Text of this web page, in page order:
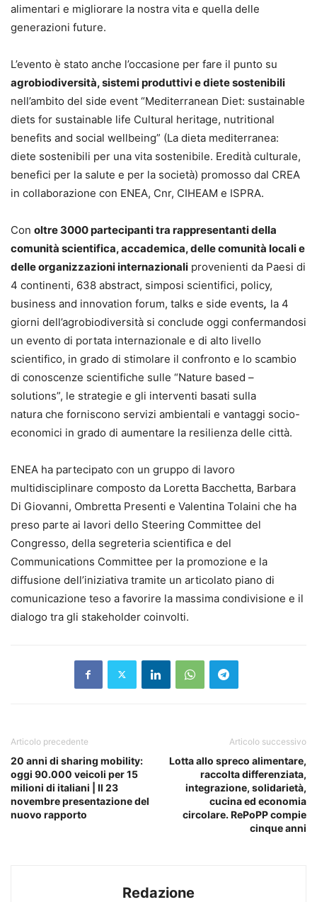
alimentari e migliorare la nostra vita e quella delle
generazioni future.
L’evento è stato anche l’occasione per fare il punto su
agrobiodiversità, sistemi produttivi e diete sostenibili
nell’ambito del side event “Mediterranean Diet: sustainable
diets for sustainable life Cultural heritage, nutritional
benefits and social wellbeing” (La dieta mediterranea:
diete sostenibili per una vita sostenibile. Eredità culturale,
benefici per la salute e per la società) promosso dal CREA
in collaborazione con ENEA, Cnr, CIHEAM e ISPRA.
Con oltre 3000 partecipanti tra rappresentanti della
comunità scientifica, accademica, delle comunità locali e
delle organizzazioni internazionali provenienti da Paesi di
4 continenti, 638 abstract, simposi scientifici, policy,
business and innovation forum, talks e side events, la 4
giorni dell’agrobiodiversità si conclude oggi confermandosi
un evento di portata internazionale e di alto livello
scientifico, in grado di stimolare il confronto e lo scambio
di conoscenze scientifiche sulle “Nature based –
solutions”, le strategie e gli interventi basati sulla
natura che forniscono servizi ambientali e vantaggi socio-
economici in grado di aumentare la resilienza delle città.
ENEA ha partecipato con un gruppo di lavoro
multidisciplinare composto da Loretta Bacchetta, Barbara
Di Giovanni, Ombretta Presenti e Valentina Tolaini che ha
preso parte ai lavori dello Steering Committee del
Congresso, della segreteria scientifica e del
Communications Committee per la promozione e la
diffusione dell’iniziativa tramite un articolato piano di
comunicazione teso a favorire la massima condivisione e il
dialogo tra gli stakeholder coinvolti.
Articolo precedente
20 anni di sharing mobility:
oggi 90.000 veicoli per 15
milioni di italiani | Il 23
novembre presentazione del
nuovo rapporto
Articolo successivo
Lotta allo spreco alimentare,
raccolta differenziata,
integrazione, solidarietà,
cucina ed economia
circolare. RePoPP compie
cinque anni
Redazione